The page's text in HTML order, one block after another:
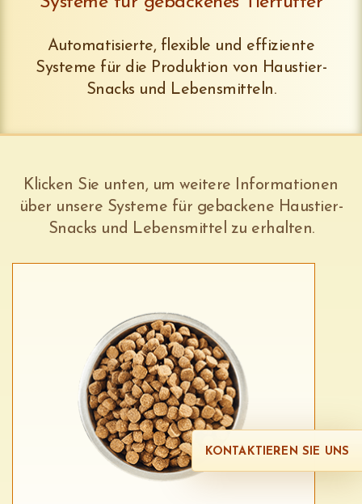
Automatisierte, flexible und effiziente
Systeme für die Produktion von Haustier-
Snacks und Lebensmitteln.
Klicken Sie unten, um weitere Informationen
über unsere Systeme für gebackene Haustier-
Snacks und Lebensmittel zu erhalten.
KONTAKTIEREN SIE UNS